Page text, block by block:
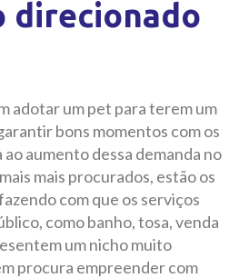
direcionado
adotar um pet para terem um
bons momentos com os
ao aumento dessa demanda no
mais procurados, estão os
com que os serviços
como banho, tosa, venda
um nicho muito
procura empreender com